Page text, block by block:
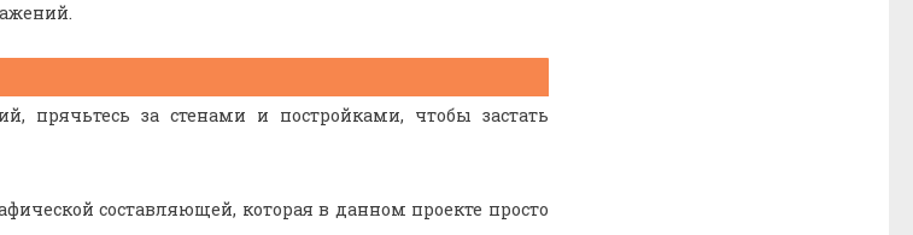
прячьтесь за стенами и постройками, чтобы застать
составляющей, которая в данном проекте просто